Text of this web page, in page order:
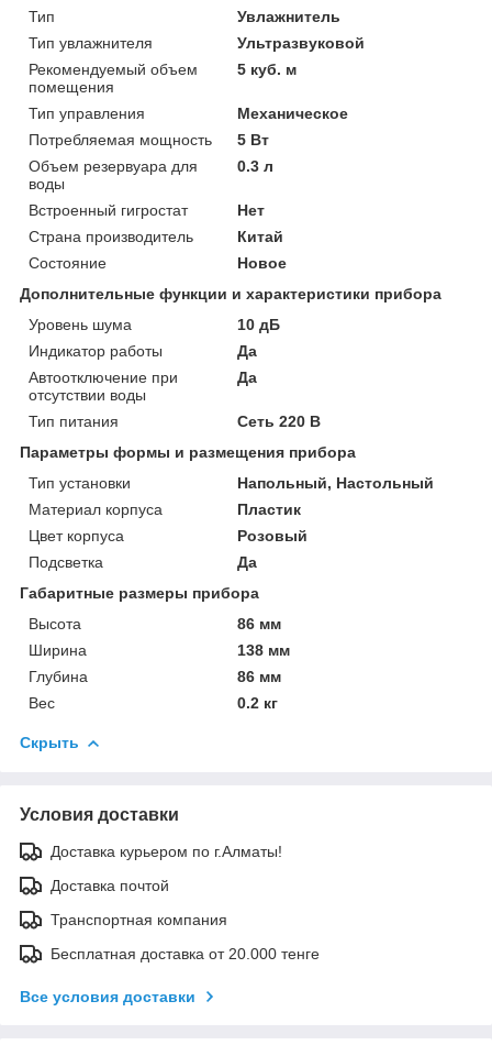
Тип
Увлажнитель
Тип увлажнителя
Ультразвуковой
Рекомендуемый объем
помещения
5 куб. м
Тип управления
Механическое
Потребляемая мощность
5 Вт
Объем резервуара для
воды
0.3 л
Встроенный гигростат
Нет
Страна производитель
Китай
Состояние
Новое
Дополнительные функции и характеристики прибора
Уровень шума
10 дБ
Индикатор работы
Да
Автоотключение при
отсутствии воды
Да
Тип питания
Сеть 220 В
Параметры формы и размещения прибора
Тип установки
Напольный, Настольный
Материал корпуса
Пластик
Цвет корпуса
Розовый
Подсветка
Да
Габаритные размеры прибора
Высота
86 мм
Ширина
138 мм
Глубина
86 мм
Вес
0.2 кг
Скрыть
Условия доставки
Доставка курьером по г.Алматы!
Доставка почтой
Транспортная компания
Бесплатная доставка от 20.000 тенге
Все условия доставки